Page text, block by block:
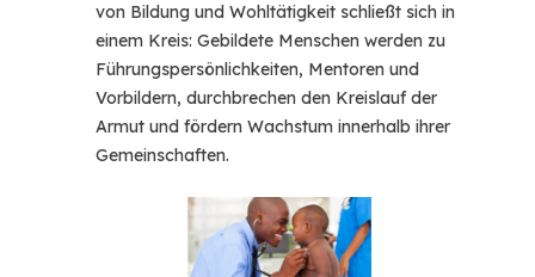
von Bildung und Wohltätigkeit schließt sich in
einem Kreis: Gebildete Menschen werden zu
Führungspersönlichkeiten, Mentoren und
Vorbildern, durchbrechen den Kreislauf der
Armut und fördern Wachstum innerhalb ihrer
Gemeinschaften.